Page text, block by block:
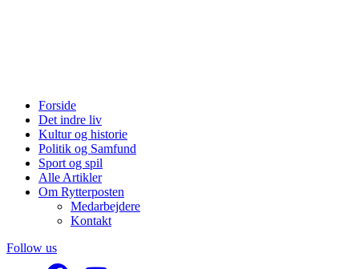
Forside
Det indre liv
Kultur og historie
Politik og Samfund
Sport og spil
Alle Artikler
Om Rytterposten
Medarbejdere
Kontakt
Follow us